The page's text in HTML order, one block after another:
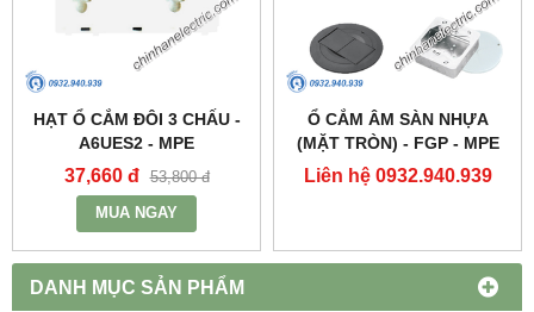
DANH MỤC SẢN PHẨM
HẠT Ổ CẮM ĐÔI 3 CHẤU -
A6UES2 - MPE
37,660 đ 53,800 đ
MUA NGAY
Ổ CẮM ÂM SÀN NHỰA
(MẶT TRÒN) - FGP - MPE
Liên hệ 0932.940.939